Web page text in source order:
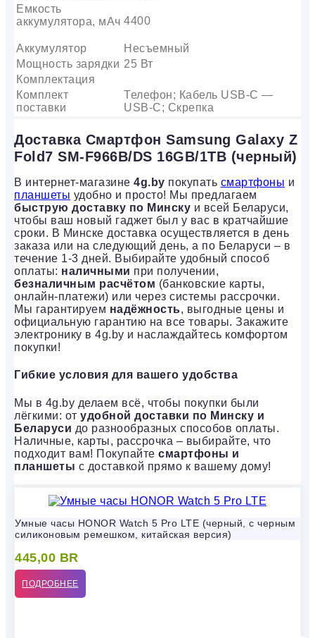
Емкость
аккумулятора, мАч 4400
Аккумулятор
Несъемный
Мощность зарядки 25 Вт
Комплектация
Комплект
поставки
Телефон; Кабель USB-C —
USB-C; Скрепка
Доставка Смартфон Samsung Galaxy Z
Fold7 SM-F966B/DS 16GB/1TB (черный)
В интернет-магазине 4g.by покупать смартфоны и
планшеты удобно и просто! Мы предлагаем
быструю доставку по Минску и всей Беларуси,
чтобы ваш новый гаджет был у вас в кратчайшие
сроки. В Минске доставка осуществляется в день
заказа или на следующий день, а по Беларуси – в
течение 1-3 дней. Выбирайте удобный способ
оплаты: наличными при получении,
безналичным расчётом (банковские карты,
онлайн-платежи) или через системы рассрочки.
Мы гарантируем надёжность, выгодные цены и
официальную гарантию на все товары. Закажите
электронику в 4g.by и наслаждайтесь комфортом
покупки!
Гибкие условия для вашего удобства
Мы в 4g.by делаем всё, чтобы покупки были
лёгкими: от удобной доставки по Минску и
Беларуси до разнообразных способов оплаты.
Наличные, карты, рассрочка – выбирайте, что
подходит вам! Покупайте смартфоны и
планшеты с доставкой прямо к вашему дому!
Умные часы HONOR Watch 5 Pro LTE (черный, с черным
силиконовым ремешком, китайская версия)
445,00 BR
ПОДРОБНЕЕ